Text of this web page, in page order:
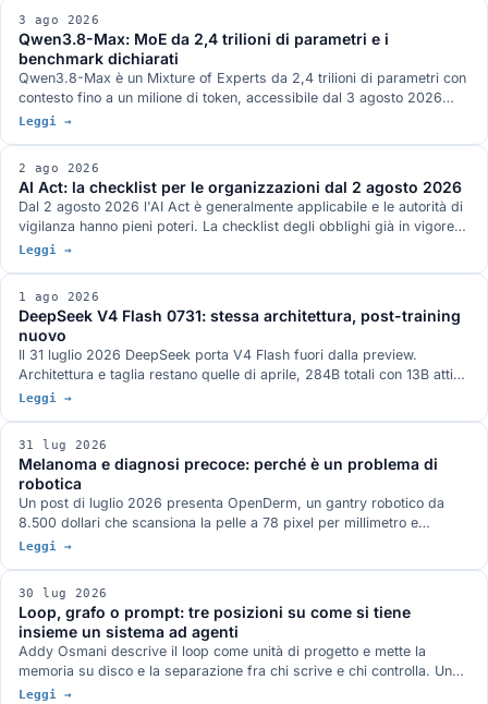
Sampling e Logging sono deprecate con dodici mesi di finestra.
3 ago 2026
Qwen3.8-Max: MoE da 2,4 trilioni di parametri e i
benchmark dichiarati
Qwen3.8-Max è un Mixture of Experts da 2,4 trilioni di parametri con
contesto fino a un milione di token, accessibile dal 3 agosto 2026
attraverso le API di Model Studio e la piattaforma QwenWork. I pesi
benchmark pubblicati da Qwen, dove il quadro non è a senso unico, e
la serie Max finora.
Leggi →
2 ago 2026
AI Act: la checklist per le organizzazioni dal 2 agosto 2026
Dal 2 agosto 2026 l'AI Act è generalmente applicabile e le autorità di
vigilanza hanno pieni poteri. La checklist degli obblighi già in vigore
per chi fornisce e chi usa sistemi AI, quelli rinviati dal Digital Omnibus
Leggi →
1 ago 2026
DeepSeek V4 Flash 0731: stessa architettura, post-training
nuovo
Il 31 luglio 2026 DeepSeek porta V4 Flash fuori dalla preview.
Architettura e taglia restano quelle di aprile, 284B totali con 13B attivi,
e il guadagno viene tutto dal post-training rifatto: Terminal-Bench 2.1
antirez.
Leggi →
31 lug 2026
Melanoma e diagnosi precoce: perché è un problema di
robotica
Un post di luglio 2026 presenta OpenDerm, un gantry robotico da
8.500 dollari che scansiona la pelle a 78 pixel per millimetro e
sostiene che il collo di bottiglia della diagnosi precoce non è il
chirurgiche in dermoscopia, il primo software AI approvato per
guidare un ecografo.
Leggi →
30 lug 2026
Loop, grafo o prompt: tre posizioni su come si tiene
insieme un sistema ad agenti
Addy Osmani descrive il loop come unità di progetto e mette la
memoria su disco e la separazione fra chi scrive e chi controlla. Un
paper di aprile propone di sostituire il ciclo con un DAG statico, e
Leggi →